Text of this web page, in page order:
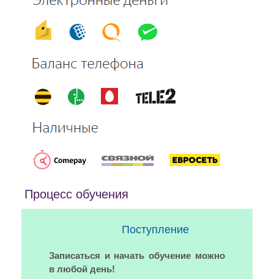
Процесс обучения
Поступление
Записаться и начать обучение можно
в любой день!